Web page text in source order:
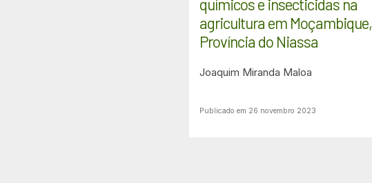
químicos e insecticidas na
agricultura em Moçambique,
Província do Niassa
Joaquim Miranda Maloa
Publicado em 26 novembro 2023